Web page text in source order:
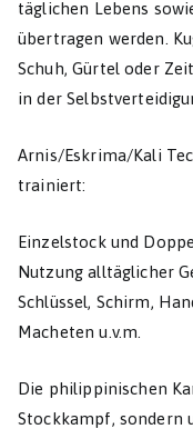
täglichen Lebens
übertragen werden.
Schuh, Gürtel oder
in der
Arnis/Eskrima/Kali
trainiert:
Einzelstock und
Nutzung alltäglicher
Schlüssel, Schirm,
Macheten u.v.m.
Die philippinischen
Stockkampf, sondern